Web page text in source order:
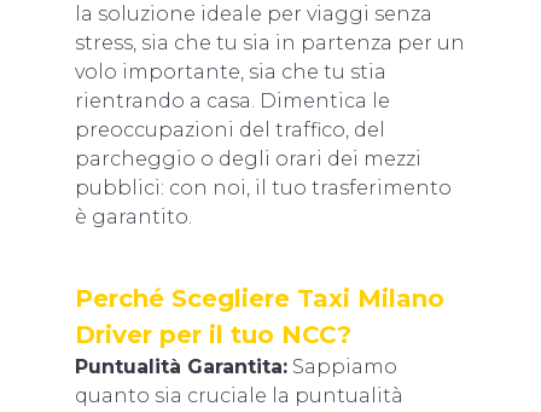
la soluzione ideale per viaggi senza
stress, sia che tu sia in partenza per un
volo importante, sia che tu stia
rientrando a casa. Dimentica le
preoccupazioni del traffico, del
parcheggio o degli orari dei mezzi
pubblici: con noi, il tuo trasferimento
è garantito.
Perché Scegliere Taxi Milano
Driver per il tuo NCC?
Puntualità Garantita: Sappiamo
quanto sia cruciale la puntualità